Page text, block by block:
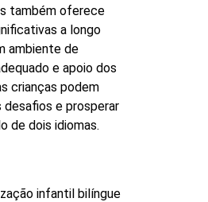
também oferece
a longo
ambiente de
e apoio dos
crianças podem
desafios e prosperar
de dois idiomas.
infantil bilíngue